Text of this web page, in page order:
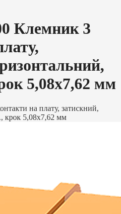
Клемник 3
5,08х7,62 мм
на плату, затискний,
крок 5,08х7,62 мм